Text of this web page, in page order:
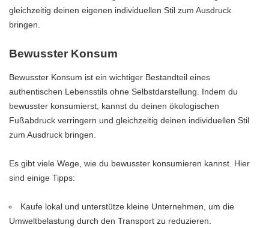
gleichzeitig deinen eigenen individuellen Stil zum Ausdruck
bringen.
Bewusster Konsum
Bewusster Konsum ist ein wichtiger Bestandteil eines
authentischen Lebensstils ohne Selbstdarstellung. Indem du
bewusster konsumierst, kannst du deinen ökologischen
Fußabdruck verringern und gleichzeitig deinen individuellen Stil
zum Ausdruck bringen.
Es gibt viele Wege, wie du bewusster konsumieren kannst. Hier
sind einige Tipps:
Kaufe lokal und unterstütze kleine Unternehmen, um die
Umweltbelastung durch den Transport zu reduzieren.